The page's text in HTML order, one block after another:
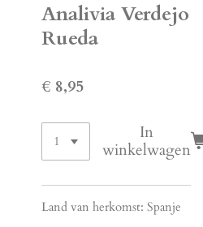
Analivia Verdejo
Rueda
€ 8,95
In
winkelwagen
Land van herkomst: Spanje